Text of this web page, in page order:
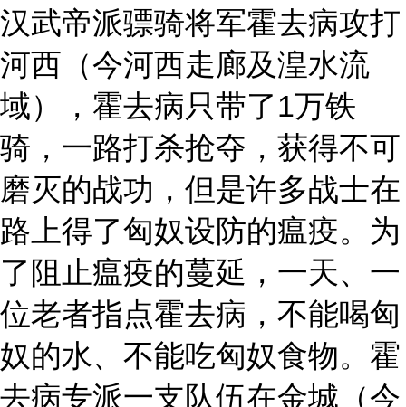
汉武帝派骠骑将军霍去病攻打
河西（今河西走廊及湟水流
域），霍去病只带了1万铁
骑，一路打杀抢夺，获得不可
磨灭的战功，但是许多战士在
路上得了匈奴设防的瘟疫。为
了阻止瘟疫的蔓延，一天、一
位老者指点霍去病，不能喝匈
奴的水、不能吃匈奴食物。霍
去病专派一支队伍在金城（今